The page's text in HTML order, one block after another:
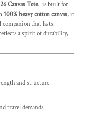
Canvas Tote. is built for
100% heavy cotton canvas, it
companion that lasts.
a spirit of durability,
and structure
travel demands